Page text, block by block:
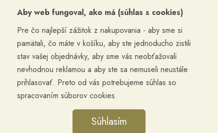
Precízne vyrobené, zabalené, doručené
Kontakty
Obchodné podmienky
Termín doručenia a cena dopravy
Reklamácia a vrátenie tovaru
Ochrana osobných údajov
Cookies
Aby web fungoval, ako má (súhlas s cookies)
Pre čo najlepší zážitok z nakupovania - aby sme si
pamätali, čo máte v košíku, aby ste jednoducho zistili
stav vašej objednávky, aby sme vás neobťažovali
nevhodnou reklamou a aby ste sa nemuseli neustále
prihlasovať. Preto od vás potrebujeme súhlas so
spracovaním súborov cookies.
Súhlasím